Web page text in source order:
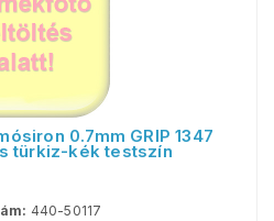
0.7mm GRIP 1347
türkiz-kék testszín
440-50117